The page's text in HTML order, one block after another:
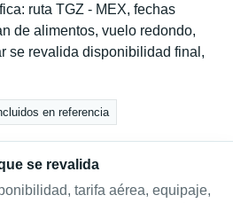
ruta TGZ - MEX, fechas
de alimentos, vuelo redondo,
se revalida disponibilidad final,
en referencia
se revalida
tarifa aérea, equipaje,